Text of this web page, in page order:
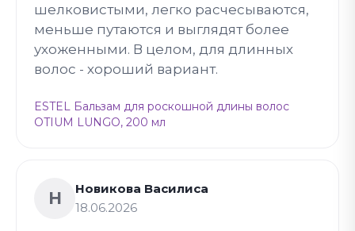
шелковистыми, легко расчесываются,
меньше путаются и выглядят более
ухоженными. В целом, для длинных
волос - хороший вариант.
ESTEL Бальзам для роскошной длины волос
OTIUM LUNGO, 200 мл
Н
Новикова Василиса
18.06.2026